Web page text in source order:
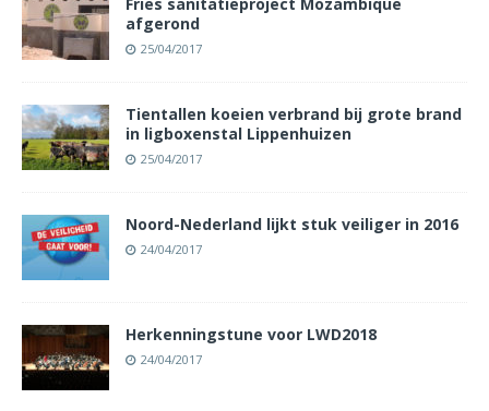
afgerond
25/04/2017
Tientallen koeien verbrand bij grote brand
in ligboxenstal Lippenhuizen
25/04/2017
Noord-Nederland lijkt stuk veiliger in 2016
24/04/2017
Herkenningstune voor LWD2018
24/04/2017